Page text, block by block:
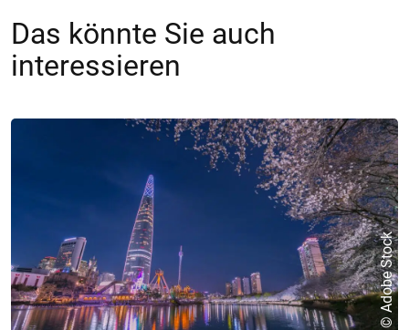
Das könnte Sie auch
interessieren
© Adobe Stock